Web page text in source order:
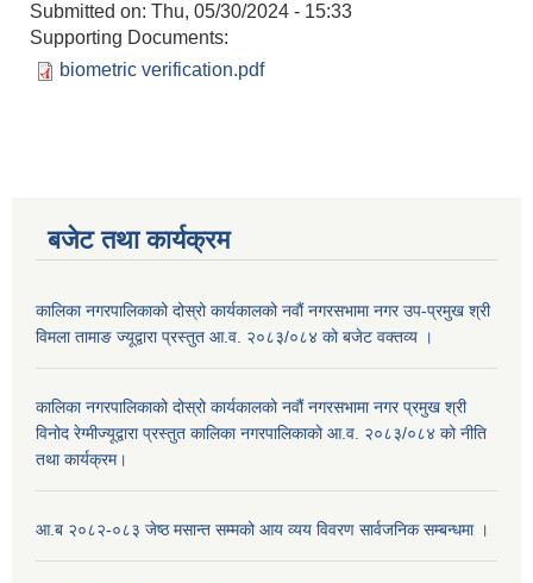
Submitted on: Thu, 05/30/2024 - 15:33
Supporting Documents:
biometric verification.pdf
बजेट तथा कार्यक्रम
कालिका नगरपालिकाको दोस्रो कार्यकालको नवौं नगरसभामा नगर उप-प्रमुख श्री
विमला तामाङ ज्यूद्वारा प्रस्तुत आ.व. २०८३/०८४ को बजेट वक्तव्य ।
कालिका नगरपालिकाको दोस्रो कार्यकालको नवौं नगरसभामा नगर प्रमुख श्री
विनोद रेग्मीज्यूद्वारा प्रस्तुत कालिका नगरपालिकाको आ.व. २०८३/०८४ को नीति
तथा कार्यक्रम।
आ.ब २०८२-०८३ जेष्ठ मसान्त सम्मको आय व्यय विवरण सार्वजनिक सम्बन्धमा ।